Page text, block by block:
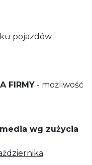
pojazdów
FIRMY - możliwość
wg zużycia